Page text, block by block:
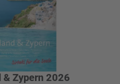
& Zypern 2026